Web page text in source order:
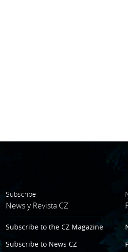
Subscribe
News y Revista CZ
Subscribe to the CZ Magazine
Subscribe to News CZ